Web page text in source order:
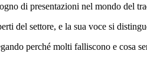
di presentazioni nel mondo del
del settore, e la sua voce si
perché molti falliscono e cosa